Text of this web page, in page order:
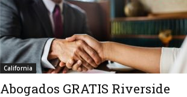
California
Abogados GRATIS Riverside